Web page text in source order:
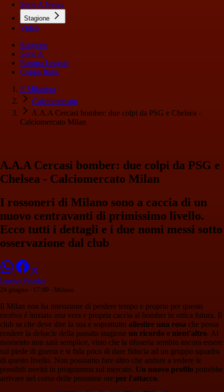
Serie A News
Stagione
Video
Stagione
Serie A
Europa League
Coppa Italia
Il Milanista
Calciomercato
A.A.A Cercasi bomber: due colpi da PSG e Chelsea -
Calciomercato Milan
A.A.A Cercasi bomber: due colpi da PSG e
Chelsea - Calciomercato Milan
I rossoneri di Milano sono a caccia di un
nuovo centravanti di primissimo livello.
Ecco tutti i dettagli e i due nomi messi sotto
osservazione dal club
Lorenzo Focolari
24 giugno - 17:00 - Milano
Il Milan non ha intenzione di perdere tempo e proprio per questo
motivo è iniziata una vera e propria caccia al bomber in ottica futura. Il
club sa che deve dire la sua e soprattutto allestire una rosa che possa
rendere la debacle della passata stagione un ricordo e nient'altro. Al
momento non sarà semplice, visto che la tifoseria sembra ancora essere
sul piede di guerra e si fida poco di dare fiducia ad un gruppo squadra
di questo livello. Non possiamo fare altro che andare a vedere le
possibili novità in programma sul mercato. Un nuovo profilo potrebbe
arrivare nel corso delle prossime ore per l'attacco.